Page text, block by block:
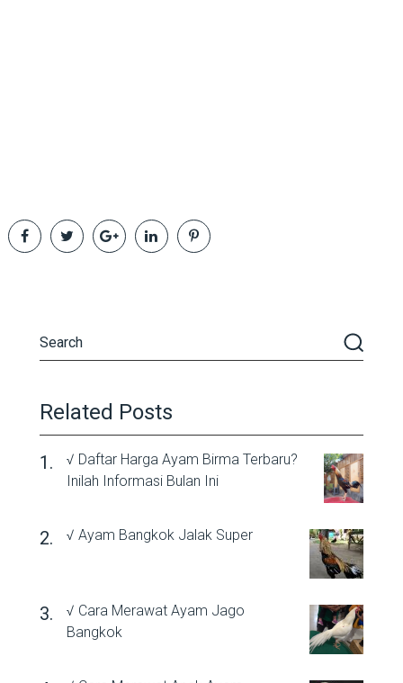
Related Posts
√ Daftar Harga Ayam Birma Terbaru?
Inilah Informasi Bulan Ini
√ Ayam Bangkok Jalak Super
√ Cara Merawat Ayam Jago
Bangkok